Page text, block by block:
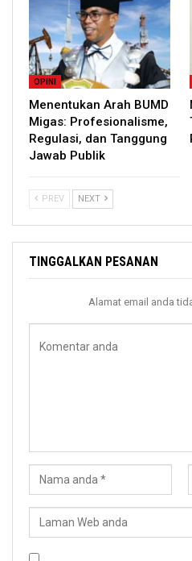
OPINI
Menentukan Arah BUMD
Migas: Profesionalisme,
Regulasi, dan Tanggung
Jawab Publik
PREV NEXT
TINGGALKAN PESANAN
Alamat email anda